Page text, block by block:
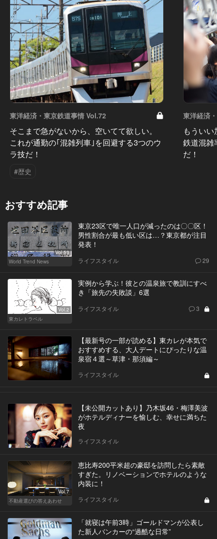
東洋経済・東京鉄道事情 Vol.72
そこまで急がないから、空いてて欲しい。
これが通勤の｢混雑列車｣を回避する3つのウ
ラ技だ！
#歴史
東洋経済
もうい
鉄道混雑
だ！
おすすめ記事
Vol.53
World Trend News
東京23区で唯一人口が減ったのは〇〇区！
男性割合が最も低い区は…？東京都が注目
発表！
ライフスタイル 29
Vol.2
東カレトラベル
実例から学ぶ！彼との温泉旅で教訓にすべ
き「旅先の失敗談」6選
ライフスタイル 3
【最新号の一部が読める】東カレが本気で
おすすめする、大人デートにぴったりな温
泉宿４選～草津・那須編～
ライフスタイル
【未公開カットあり】乃木坂46・梅澤美波
がホテルディナーを愉しむ、幸せに満ちた
夜
ライフスタイル
Vol.7
不動産選びの答えあわせ
恵比寿200平米超の豪邸を訪問したら素敵
すぎた。リノベーションでホテルのような
内装に！
ライフスタイル
「就寝は午前3時」ゴールドマンが公表し
た新人バンカーの“過酷な日常”